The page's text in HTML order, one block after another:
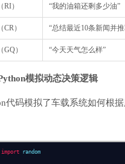
） “我的油箱还剩多少油”
） “总结最近10条新闻并
） “今天天气怎么样”
模拟动态决策逻辑
代码模拟了车载系统如何根
import random